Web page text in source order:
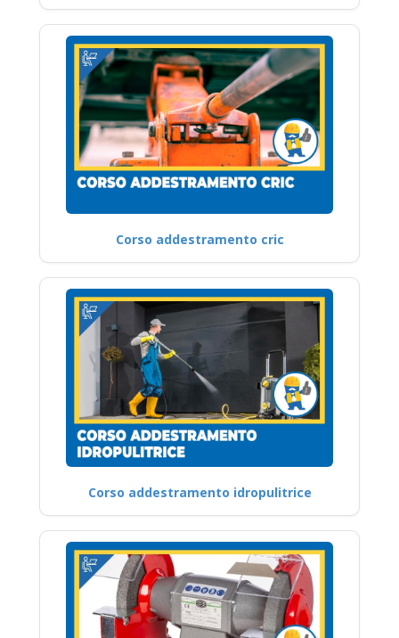
Corso addestramento cric
Corso addestramento idropulitrice